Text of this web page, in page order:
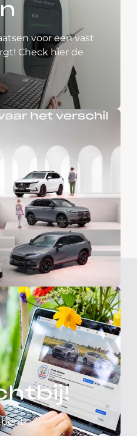
voor een vast
Check hier de
bent